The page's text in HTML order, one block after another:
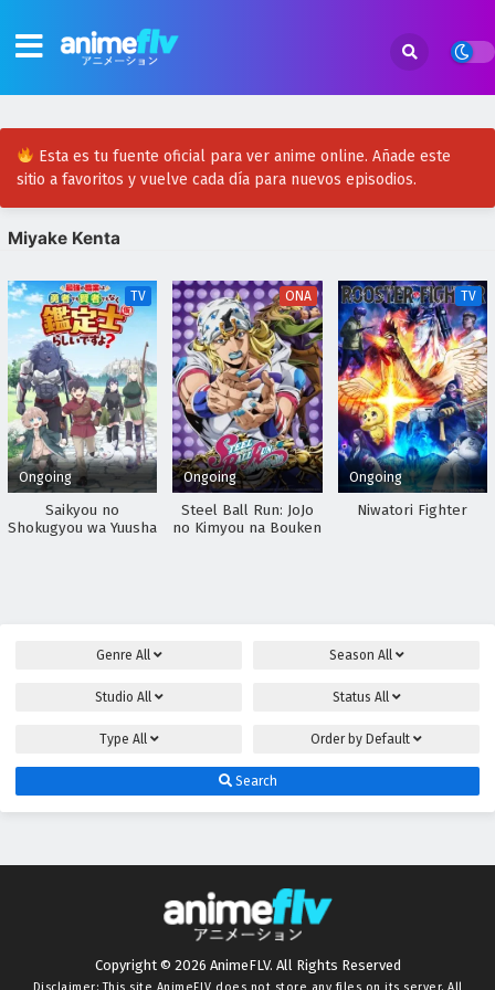
Esta es tu fuente oficial para ver anime online. Añade este
sitio a favoritos y vuelve cada día para nuevos episodios.
Miyake Kenta
TV
Ongoing
Saikyou no
Shokugyou wa Yuusha
ONA
Ongoing
Steel Ball Run: JoJo
no Kimyou na Bouken
TV
Ongoing
Niwatori Fighter
Genre All Season All
Studio All Status All
Type All Order by Default
Search
Copyright © 2026 AnimeFLV. All Rights Reserved